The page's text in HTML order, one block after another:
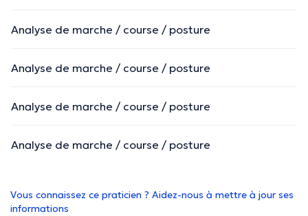
Analyse de marche / course / posture
Analyse de marche / course / posture
Analyse de marche / course / posture
Analyse de marche / course / posture
Vous connaissez ce praticien ? Aidez-nous à mettre à jour ses
informations